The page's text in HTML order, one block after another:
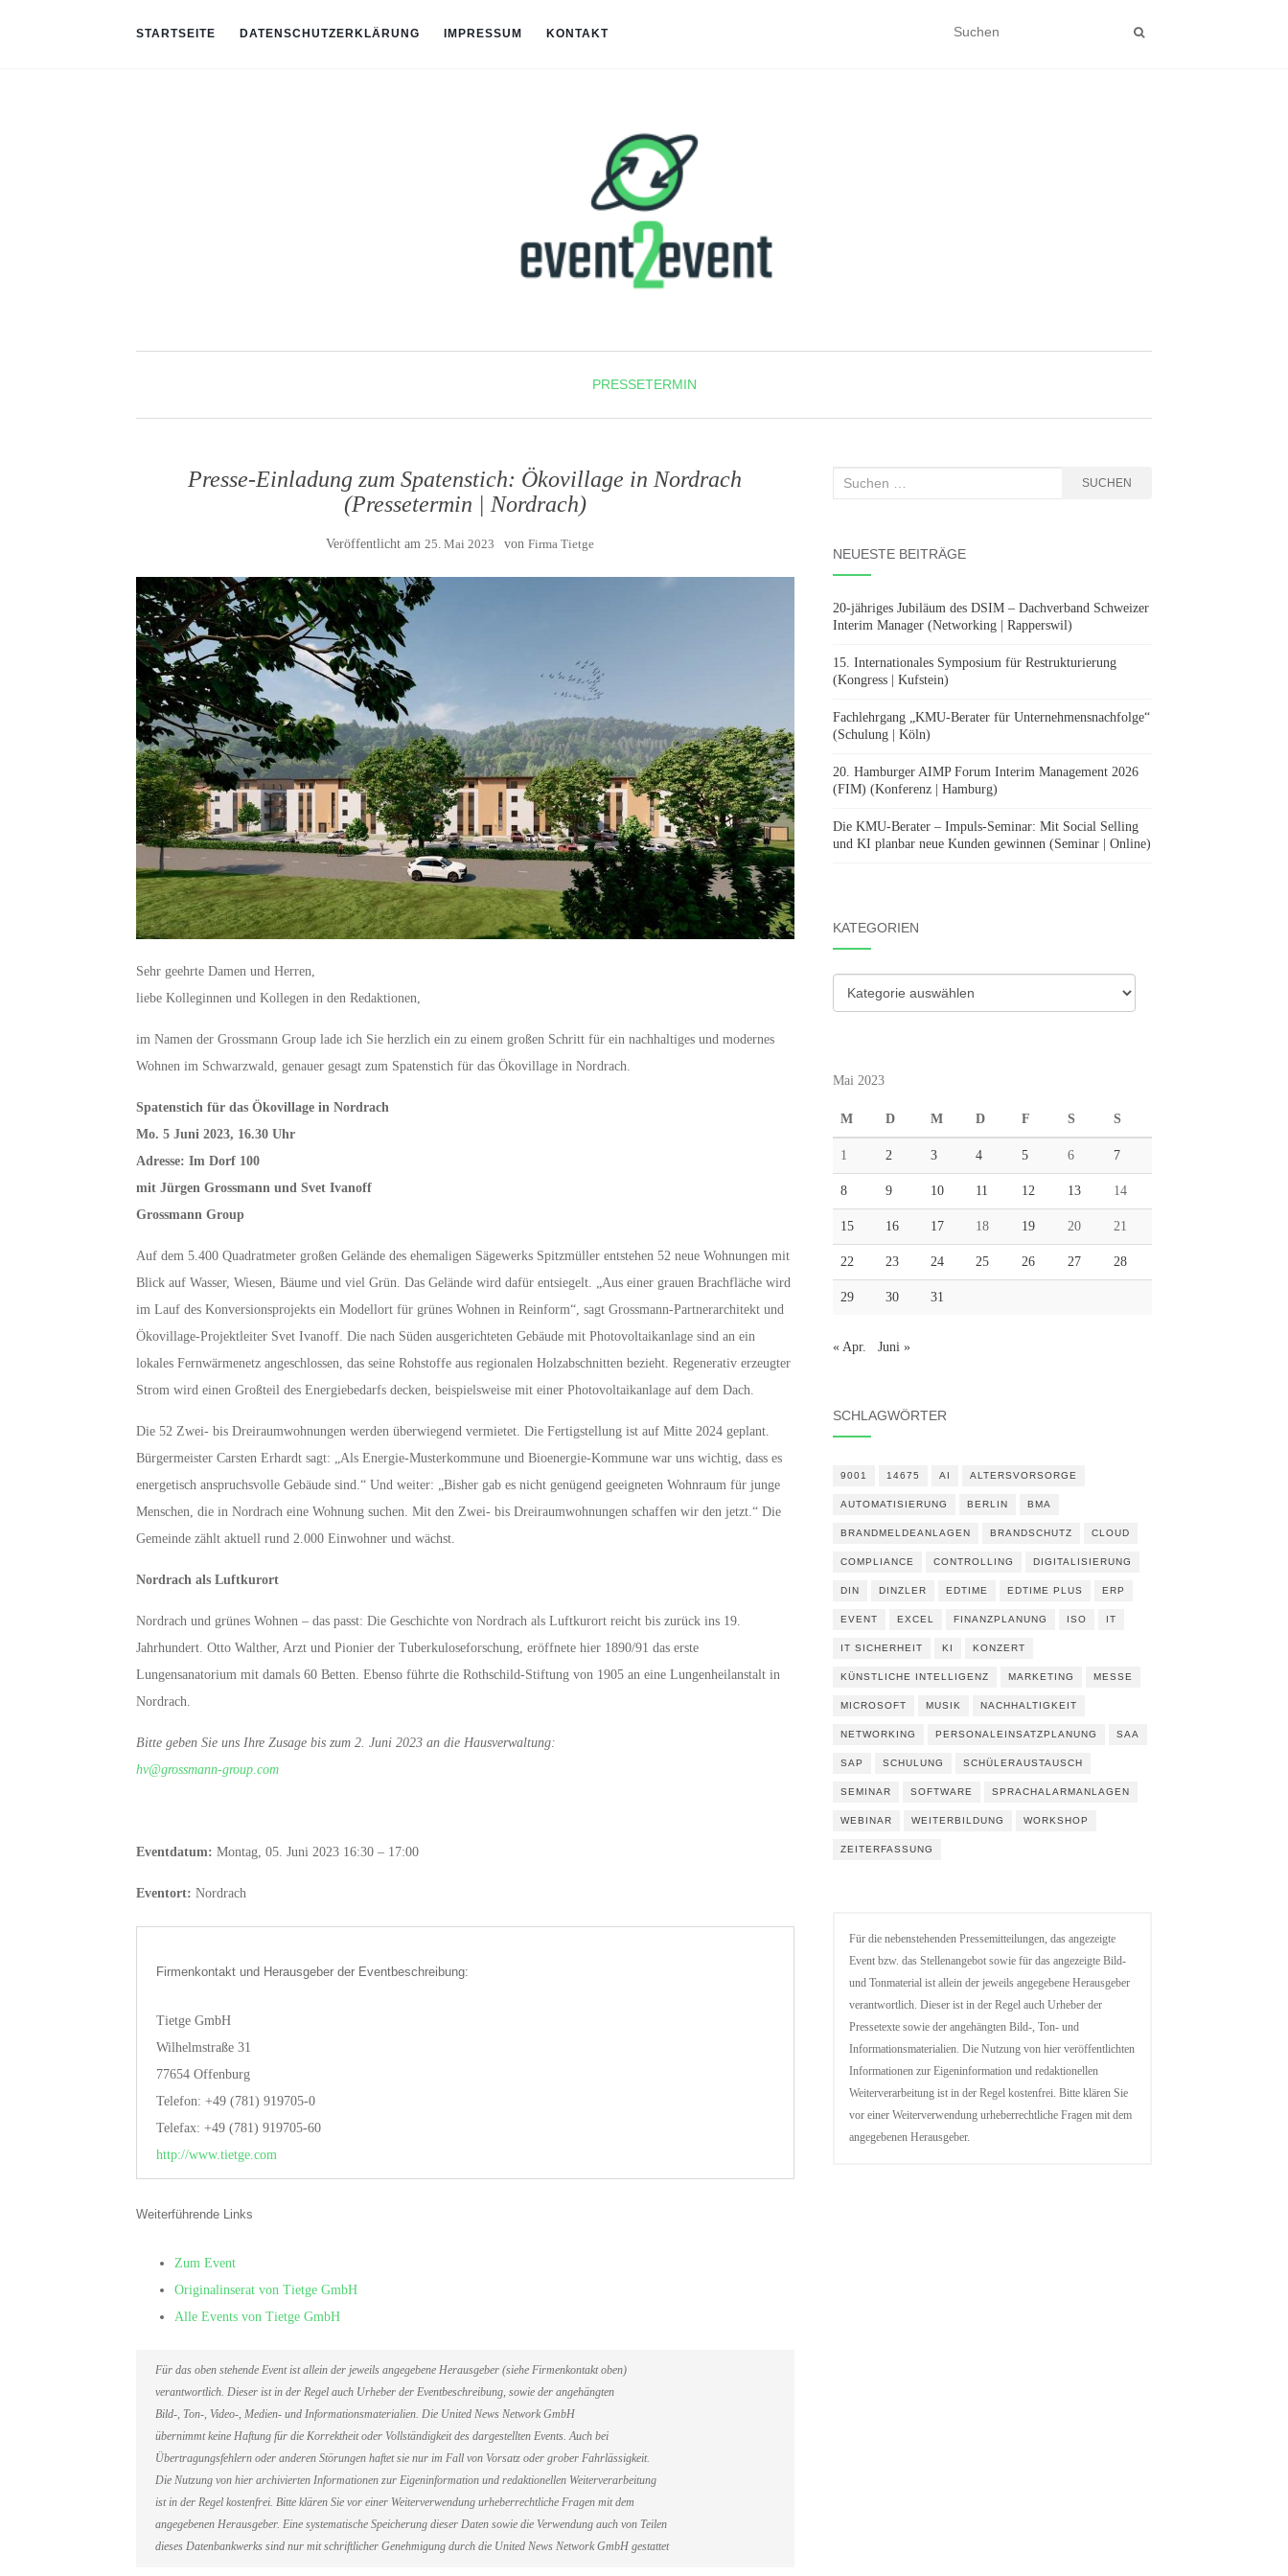
STARTSEITE DATENSCHUTZERKLÄRUNG IMPRESSUM KONTAKT
PRESSETERMIN
Presse-Einladung zum Spatenstich: Ökovillage in Nordrach
(Pressetermin | Nordrach)
Veröffentlicht am25. Mai 2023 vonFirma Tietge
Sehr geehrte Damen und Herren,
liebe Kolleginnen und Kollegen in den Redaktionen,
im Namen der Grossmann Group lade ich Sie herzlich ein zu einem großen Schritt für ein nachhaltiges und modernes
Wohnen im Schwarzwald, genauer gesagt zum Spatenstich für das Ökovillage in Nordrach.
Spatenstich für das Ökovillage in Nordrach
Mo. 5 Juni 2023, 16.30 Uhr
Adresse: Im Dorf 100
mit Jürgen Grossmann und Svet Ivanoff
Grossmann Group
Auf dem 5.400 Quadratmeter großen Gelände des ehemaligen Sägewerks Spitzmüller entstehen 52 neue Wohnungen mit
Blick auf Wasser, Wiesen, Bäume und viel Grün. Das Gelände wird dafür entsiegelt. „Aus einer grauen Brachfläche wird
im Lauf des Konversionsprojekts ein Modellort für grünes Wohnen in Reinform“, sagt Grossmann-Partnerarchitekt und
Ökovillage-Projektleiter Svet Ivanoff. Die nach Süden ausgerichteten Gebäude mit Photovoltaikanlage sind an ein
lokales Fernwärmenetz angeschlossen, das seine Rohstoffe aus regionalen Holzabschnitten bezieht. Regenerativ erzeugter
Strom wird einen Großteil des Energiebedarfs decken, beispielsweise mit einer Photovoltaikanlage auf dem Dach.
Die 52 Zwei- bis Dreiraumwohnungen werden überwiegend vermietet. Die Fertigstellung ist auf Mitte 2024 geplant.
Bürgermeister Carsten Erhardt sagt: „Als Energie-Musterkommune und Bioenergie-Kommune war uns wichtig, dass es
energetisch anspruchsvolle Gebäude sind.“ Und weiter: „Bisher gab es nicht genügend geeigneten Wohnraum für junge
Menschen, die in Nordrach eine Wohnung suchen. Mit den Zwei- bis Dreiraumwohnungen schaffen wir den jetzt.“ Die
Gemeinde zählt aktuell rund 2.000 Einwohner und wächst.
Nordrach als Luftkurort
Nordrach und grünes Wohnen – das passt: Die Geschichte von Nordrach als Luftkurort reicht bis zurück ins 19.
Jahrhundert. Otto Walther, Arzt und Pionier der Tuberkuloseforschung, eröffnete hier 1890/91 das erste
Lungensanatorium mit damals 60 Betten. Ebenso führte die Rothschild-Stiftung von 1905 an eine Lungenheilanstalt in
Nordrach.
Bitte geben Sie uns Ihre Zusage bis zum 2. Juni 2023 an die Hausverwaltung:
hv@grossmann-group.com
Eventdatum: Montag, 05. Juni 2023 16:30 – 17:00
Eventort: Nordrach
Firmenkontakt und Herausgeber der Eventbeschreibung:
Tietge GmbH
Wilhelmstraße 31
77654 Offenburg
Telefon: +49 (781) 919705-0
Telefax: +49 (781) 919705-60
http://www.tietge.com
Weiterführende Links
Zum Event
Originalinserat von Tietge GmbH
Alle Events von Tietge GmbH
Für das oben stehende Event ist allein der jeweils angegebene Herausgeber (siehe Firmenkontakt oben)
verantwortlich. Dieser ist in der Regel auch Urheber der Eventbeschreibung, sowie der angehängten
Bild-, Ton-, Video-, Medien- und Informationsmaterialien. Die United News Network GmbH
übernimmt keine Haftung für die Korrektheit oder Vollständigkeit des dargestellten Events. Auch bei
Übertragungsfehlern oder anderen Störungen haftet sie nur im Fall von Vorsatz oder grober Fahrlässigkeit.
Die Nutzung von hier archivierten Informationen zur Eigeninformation und redaktionellen Weiterverarbeitung
ist in der Regel kostenfrei. Bitte klären Sie vor einer Weiterverwendung urheberrechtliche Fragen mit dem
angegebenen Herausgeber. Eine systematische Speicherung dieser Daten sowie die Verwendung auch von Teilen
dieses Datenbankwerks sind nur mit schriftlicher Genehmigung durch die United News Network GmbH gestattet
Suchen
SUCHEN
NEUESTE BEITRÄGE
20-jähriges Jubiläum des DSIM – Dachverband Schweizer
Interim Manager (Networking | Rapperswil)
15. Internationales Symposium für Restrukturierung
(Kongress | Kufstein)
Fachlehrgang „KMU-Berater für Unternehmensnachfolge“
(Schulung | Köln)
20. Hamburger AIMP Forum Interim Management 2026
(FIM) (Konferenz | Hamburg)
Die KMU-Berater – Impuls-Seminar: Mit Social Selling
und KI planbar neue Kunden gewinnen (Seminar | Online)
KATEGORIEN
Kategorien
Mai 2023
M D M D F S S
1 2 3 4 5 6 7
8 9 10 11 12 13 14
15 16 17 18 19 20 21
22 23 24 25 26 27 28
29 30 31
« Apr. Juni »
SCHLAGWÖRTER
9001 14675 AI ALTERSVORSORGE
AUTOMATISIERUNG BERLIN BMA
BRANDMELDEANLAGEN BRANDSCHUTZ CLOUD
COMPLIANCE CONTROLLING DIGITALISIERUNG
DIN DINZLER EDTIME EDTIME PLUS ERP
EVENT EXCEL FINANZPLANUNG ISO IT
IT SICHERHEIT KI KONZERT
KÜNSTLICHE INTELLIGENZ MARKETING MESSE
MICROSOFT MUSIK NACHHALTIGKEIT
NETWORKING PERSONALEINSATZPLANUNG SAA
SAP SCHULUNG SCHÜLERAUSTAUSCH
SEMINAR SOFTWARE SPRACHALARMANLAGEN
WEBINAR WEITERBILDUNG WORKSHOP
ZEITERFASSUNG
Für die nebenstehenden Pressemitteilungen, das angezeigte
Event bzw. das Stellenangebot sowie für das angezeigte Bild-
und Tonmaterial ist allein der jeweils angegebene Herausgeber
verantwortlich. Dieser ist in der Regel auch Urheber der
Pressetexte sowie der angehängten Bild-, Ton- und
Informationsmaterialien. Die Nutzung von hier veröffentlichten
Informationen zur Eigeninformation und redaktionellen
Weiterverarbeitung ist in der Regel kostenfrei. Bitte klären Sie
vor einer Weiterverwendung urheberrechtliche Fragen mit dem
angegebenen Herausgeber.